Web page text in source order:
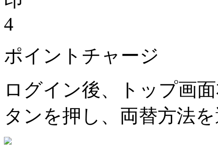
4
ポイントチャージ
ログイン後、トップ画
タンを押し、両替方法